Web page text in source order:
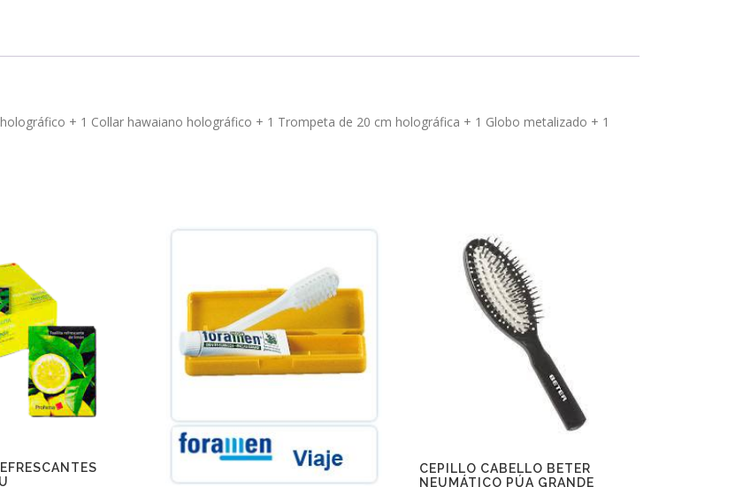
+ 1 Collar hawaiano holográfico + 1 Trompeta de 20 cm holográfica + 1 Globo metalizado + 1
CEPILLO CABELLO BETER
NEUMÁTICO PÚA GRANDE